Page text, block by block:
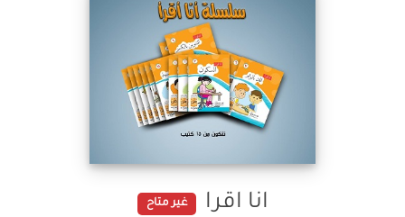
انا اقرا غير متاح